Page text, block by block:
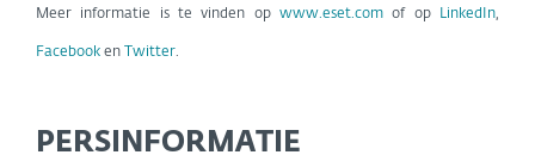
Meer informatie is te vinden op www.eset.com of op LinkedIn,
Facebook en Twitter.
PERSINFORMATIE